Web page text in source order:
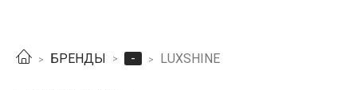
БРЕНДЫ - LUXSHINE